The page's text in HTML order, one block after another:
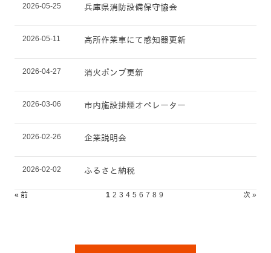
2026-05-25 兵庫県消防設備保守協会
2026-05-11 高所作業車にて感知器更新
2026-04-27 消火ポンプ更新
2026-03-06 市内施設排煙オペレーター
2026-02-26 企業説明会
2026-02-02 ふるさと納税
« 前 1 2 3 4 5 6 7 8 9 次 »